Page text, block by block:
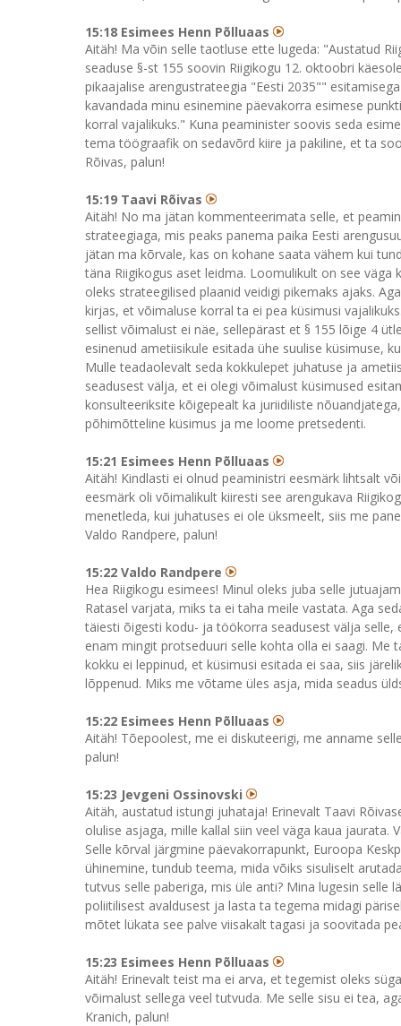
15:18 Esimees Henn Põlluaas
Aitäh! Ma võin selle taotluse ette lugeda: "Austatud
seaduse §-st 155 soovin Riigikogu 12. oktoobri
pikaajalise arengustrateegia "Eesti 2035""
kavandada minu esinemine päevakorra esimese
korral vajalikuks." Kuna peaminister soovis seda
tema töögraafik on sedavõrd kiire ja pakiline, et ta
Rõivas, palun!
15:19 Taavi Rõivas
Aitäh! No ma jätan kommenteerimata selle, et
strateegiaga, mis peaks panema paika Eesti
jätan ma kõrvale, kas on kohane saata vähem kui
täna Riigikogus aset leidma. Loomulikult on see
oleks strateegilised plaanid veidigi pikemaks ajaks.
kirjas, et võimaluse korral ta ei pea küsimusi
sellist võimalust ei näe, sellepärast et § 155 lõige 4
esinenud ametiisikule esitada ühe suulise küsimuse,
Mulle teadaolevalt seda kokkulepet juhatuse ja
seadusest välja, et ei olegi võimalust küsimused
konsulteeriksite kõigepealt ka juriidiliste
põhimõtteline küsimus ja me loome pretsedenti.
15:21 Esimees Henn Põlluaas
Aitäh! Kindlasti ei olnud peaministri eesmärk lihtsalt
eesmärk oli võimalikult kiiresti see arengukava
menetleda, kui juhatuses ei ole üksmeelt, siis me
Valdo Randpere, palun!
15:22 Valdo Randpere
Hea Riigikogu esimees! Minul oleks juba selle
Ratasel varjata, miks ta ei taha meile vastata. Aga
täiesti õigesti kodu- ja töökorra seadusest välja selle,
enam mingit protseduuri selle kohta olla ei saagi. Me
kokku ei leppinud, et küsimusi esitada ei saa, siis
lõppenud. Miks me võtame üles asja, mida seadus
15:22 Esimees Henn Põlluaas
Aitäh! Tõepoolest, me ei diskuteerigi, me anname
palun!
15:23 Jevgeni Ossinovski
Aitäh, austatud istungi juhataja! Erinevalt Taavi
olulise asjaga, mille kallal siin veel väga kaua
Selle kõrval järgmine päevakorrapunkt, Euroopa
ühinemine, tundub teema, mida võiks sisuliselt
tutvus selle paberiga, mis üle anti? Mina lugesin selle
poliitilisest avaldusest ja lasta ta tegema midagi
mõtet lükata see palve viisakalt tagasi ja soovitada
15:23 Esimees Henn Põlluaas
Aitäh! Erinevalt teist ma ei arva, et tegemist oleks
võimalust sellega veel tutvuda. Me selle sisu ei tea,
Kranich, palun!